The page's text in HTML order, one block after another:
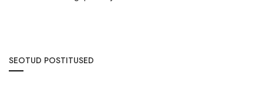
SEOTUD POSTITUSED